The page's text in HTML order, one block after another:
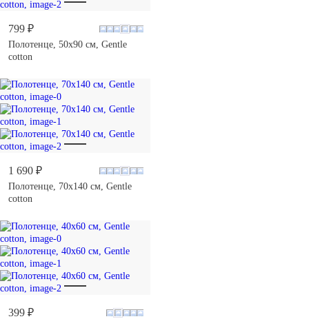
799 ₽
Полотенце, 50х90 см, Gentle
cotton
1 690 ₽
Полотенце, 70х140 см, Gentle
cotton
399 ₽